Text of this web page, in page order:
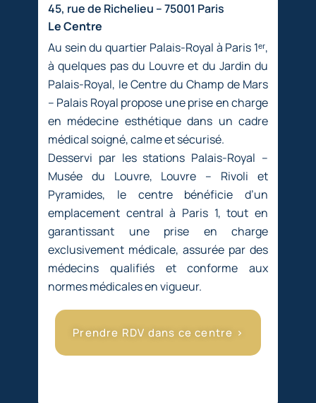
45, rue de Richelieu – 75001 Paris
Le Centre
Au sein du quartier Palais-Royal à Paris 1ᵉʳ,
à quelques pas du Louvre et du Jardin du
Palais-Royal, le Centre du Champ de Mars
– Palais Royal propose une prise en charge
en médecine esthétique dans un cadre
médical soigné, calme et sécurisé.
Desservi par les stations Palais-Royal –
Musée du Louvre, Louvre – Rivoli et
Pyramides, le centre bénéficie d’un
emplacement central à Paris 1, tout en
garantissant une prise en charge
exclusivement médicale, assurée par des
médecins qualifiés et conforme aux
normes médicales en vigueur.
Prendre RDV dans ce centre >